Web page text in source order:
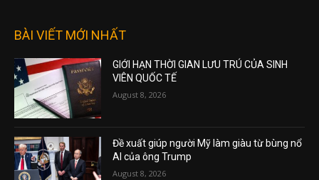
BÀI VIẾT MỚI NHẤT
GIỚI HẠN THỜI GIAN LƯU TRÚ CỦA SINH
VIÊN QUỐC TẾ
August 8, 2026
Đề xuất giúp người Mỹ làm giàu từ bùng nổ
AI của ông Trump
August 8, 2026